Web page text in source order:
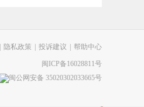
帮助中心
投诉建议
隐私政策
闽ICP备16028811号
闽公网安备 35020302033665号